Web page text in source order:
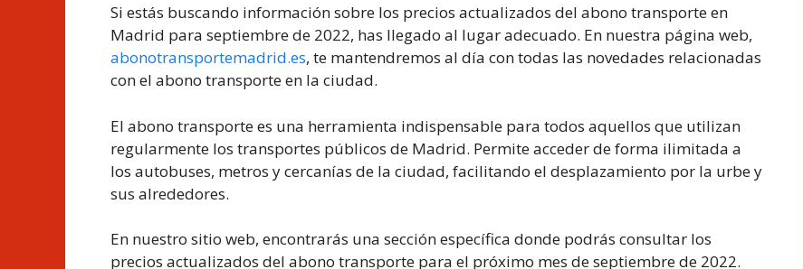
Si estás buscando información sobre los precios actualizados del abono transporte en
Madrid para septiembre de 2022, has llegado al lugar adecuado. En nuestra página web,
abonotransportemadrid.es, te mantendremos al día con todas las novedades relacionadas
con el abono transporte en la ciudad.
El abono transporte es una herramienta indispensable para todos aquellos que utilizan
regularmente los transportes públicos de Madrid. Permite acceder de forma ilimitada a
los autobuses, metros y cercanías de la ciudad, facilitando el desplazamiento por la urbe y
sus alrededores.
En nuestro sitio web, encontrarás una sección específica donde podrás consultar los
precios actualizados del abono transporte para el próximo mes de septiembre de 2022.